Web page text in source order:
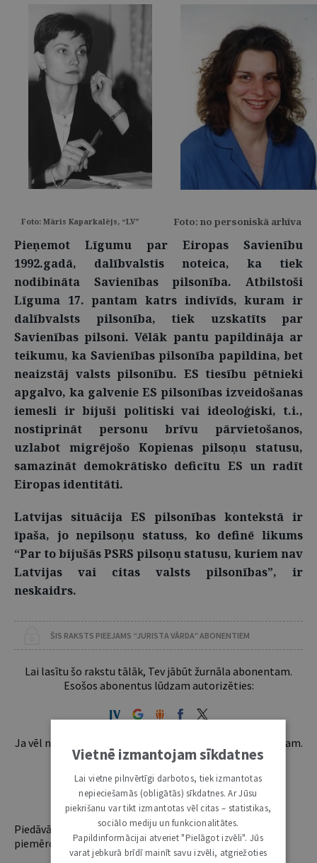
Foto: Māris Kaparkalējs, “LV” Foto: no personiskā arhīva
Pieņemot Līgumu par Eiropas Savienību
1992.gadā, dalībvalstis noteica, ka tiek
nodibināta Savienības pilsonība. Atbilstoši
Līguma 17. pantam katrs indivīds, kuram ir
dalībvalsts pilsonība, tiek uzskatīts par
Savienības pilsoni. Vēlāk pantu papildināja ar
teikumu, ka Savienības pilsonība papildina, bet
neaizstāj valsts pilsonību. ES tiesību pētnieki
apgalvo, ka galvenie ES pilsonības izveidošanas
iemesli ir bijuši politiski vai ideoloģiski, t.i.,
nostiprināt personu brīvu pārvietošanos,
uzlabot migrējošo Kopienas pilsoņu statusu,
samazināt demokrātisko deficītu ES un radīt
Eiropas identitāti.
Latvijas situācija ES pilsonības kontekstā ir
īpaša, jo nepilsoņu statuss, ko definē likums
“Par to bijušās PSRS pilsoņu statusu, kuriem nav
Latvijas vai citas valsts pilsonības”, ir
neskaidrs.
ŠIS RAKSTS PIEEJAMS “JURISTA VĀRDA” ABONENTIEM
Lai lasītu šo rakstu tālāk, Tev jābūt žurnāla abonentam.
Esošos abonentus lūdzam autorizēties:
Ja vēl neesi abonents, aicinām pievienoties lasītāju pulkam.
Iegūsi tūlītēju piekļuvi digitālajam saturam!
ABONĒT
Piedāvājam trīs abonementu veidus. Vienam lietotājam
piemērotākais ir "Mazais" (3, 6 un 12 mēnešiem).
Vietnē izmantojam sīkdatnes
Lai vietne pilnvērtīgi darbotos, tiek izmantotas
nepieciešamās (obligātās) sīkdatnes. Ar Jūsu
piekrišanu var tikt izmantotas vēl citas – statistikas,
sociālo mediju un funkcionalitātes.
Papildinformācijai atveriet "Pielāgot izvēli". Jūs
varat jebkurā brīdī mainīt savu izvēli, atgriežoties